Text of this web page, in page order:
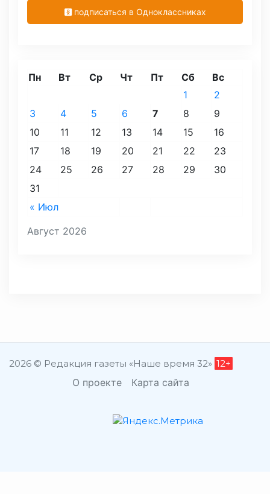
подписаться в Одноклассниках
Август 2026
Пн Вт Ср Чт Пт Сб Вс
« Июл
1
2
3
4 5 6 7 8
9
10
11 12 13 14 15
16
17
18 19 20 21 22
23
24
25 26 27 28 29
30
31
2026 © Редакция газеты «Наше время 32» 12+
О проекте Карта сайта